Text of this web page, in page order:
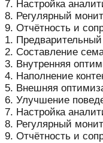
7. Настройка
8. Регулярный
9. Отчётность и
1.
2. Составление
3. Внутренняя
4. Наполнение
5. Внешняя
6. Улучшение
7. Настройка
8. Регулярный
9. Отчётность и